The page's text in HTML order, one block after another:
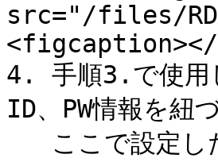
src="/files/
4. 手順3.で使用
ID、PW情報を紐